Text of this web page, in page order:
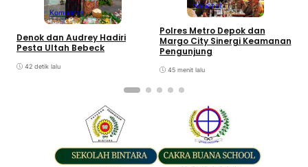
Komunitas
Denok dan Audrey Hadiri
Pesta Ultah Bebeck
42 detik lalu
Nasional
Polres Metro Depok dan
Margo City Sinergi Keamanan
Pengunjung
45 menit lalu